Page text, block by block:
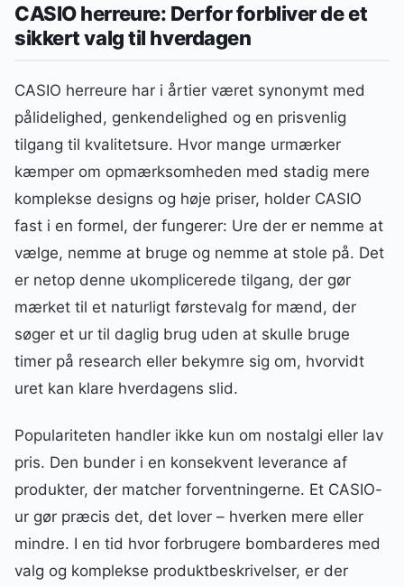
CASIO herreure: Derfor forbliver de et
sikkert valg til hverdagen
CASIO herreure har i årtier været synonymt med
pålidelighed, genkendelighed og en prisvenlig
tilgang til kvalitetsure. Hvor mange urmærker
kæmper om opmærksomheden med stadig mere
komplekse designs og høje priser, holder CASIO
fast i en formel, der fungerer: Ure der er nemme at
vælge, nemme at bruge og nemme at stole på. Det
er netop denne ukomplicerede tilgang, der gør
mærket til et naturligt førstevalg for mænd, der
søger et ur til daglig brug uden at skulle bruge
timer på research eller bekymre sig om, hvorvidt
uret kan klare hverdagens slid.
Populariteten handler ikke kun om nostalgi eller lav
pris. Den bunder i en konsekvent leverance af
produkter, der matcher forventningerne. Et CASIO-
ur gør præcis det, det lover – hverken mere eller
mindre. I en tid hvor forbrugere bombarderes med
valg og komplekse produktbeskrivelser, er der